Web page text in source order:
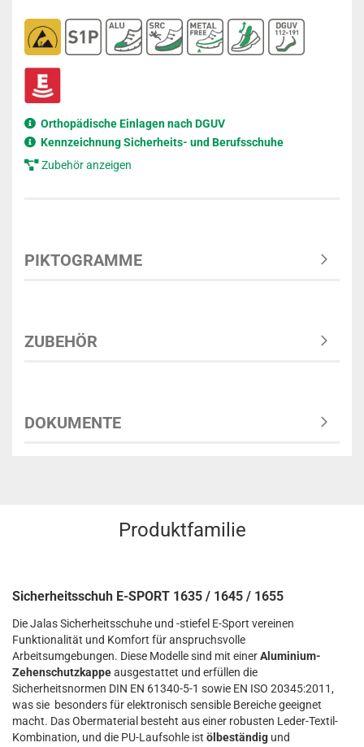
Orthopädische Einlagen nach DGUV
Kennzeichnung Sicherheits- und Berufsschuhe
Zubehör anzeigen
PIKTOGRAMME
ZUBEHÖR
DOKUMENTE
Produktfamilie
Sicherheitsschuh E-SPORT 1635 / 1645 / 1655
Die Jalas Sicherheitsschuhe und -stiefel E-Sport vereinen
Funktionalität und Komfort für anspruchsvolle
Arbeitsumgebungen. Diese Modelle sind mit einerAluminium-
Zehenschutzkappeausgestattet und erfüllen die
Sicherheitsnormen DIN EN 61340-5-1 sowie EN ISO 20345:2011,
was sie besonders für elektronisch sensible Bereiche geeignet
macht. Das Obermaterial besteht aus einer robusten Leder-Textil-
Kombination, und die PU-Laufsohle ist ölbeständig und